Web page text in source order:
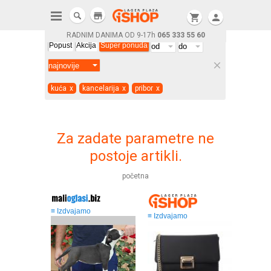
RADNIM DANIMA OD 9-17h 065 333 55 60
shopping_cart person
store
Popust Akcija Super ponuda
clear
kuća x kancelarija x pribor x
Za zadate parametre ne
postoje artikli.
početna